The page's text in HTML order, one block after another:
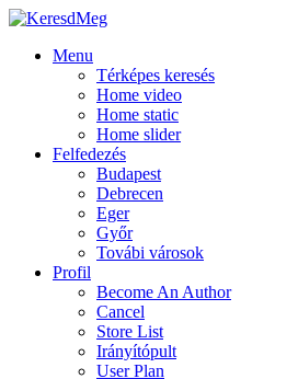
Menu
Térképes keresés
Home video
Home static
Home slider
Felfedezés
Budapest
Debrecen
Eger
Győr
Továbi városok
Profil
Become An Author
Cancel
Store List
Irányítópult
User Plan